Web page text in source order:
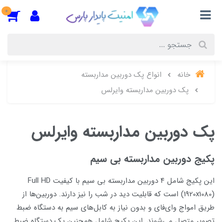
0
خانه
انواع پک دوربین مداربسته
پک دوربین مداربسته وایرلس
پک دوربین مداربسته وایرلس
پکیج دوربین مداربسته بی سیم
این پکیج شامل ۴ دوربین مداربسته بی سیم با کیفیت Full HD
(1920x1080) است که قابلیت دید در شب را نیز دارند. دوربین‌ها از
طریق امواج وای‌فای و بدون نیاز به کابل‌های سیم به دستگاه ضبط